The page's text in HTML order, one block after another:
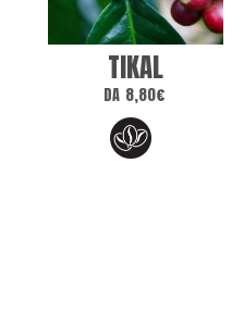
TIKAL
DA 8,80€